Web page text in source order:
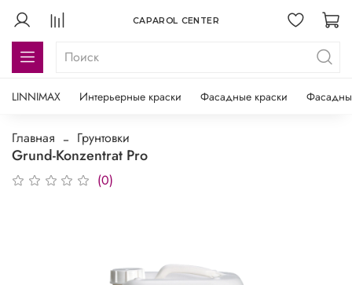
CAPAROL CENTER
LINNIMAX Интерьерные краски Фасадные краски
Главная Грунтовки
Grund-Konzentrat Pro
(0)